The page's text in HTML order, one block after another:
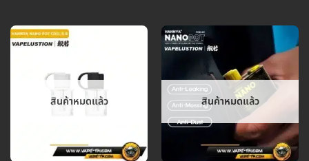
สินค้าหมดแล้ว สินค้าหมดแล้ว